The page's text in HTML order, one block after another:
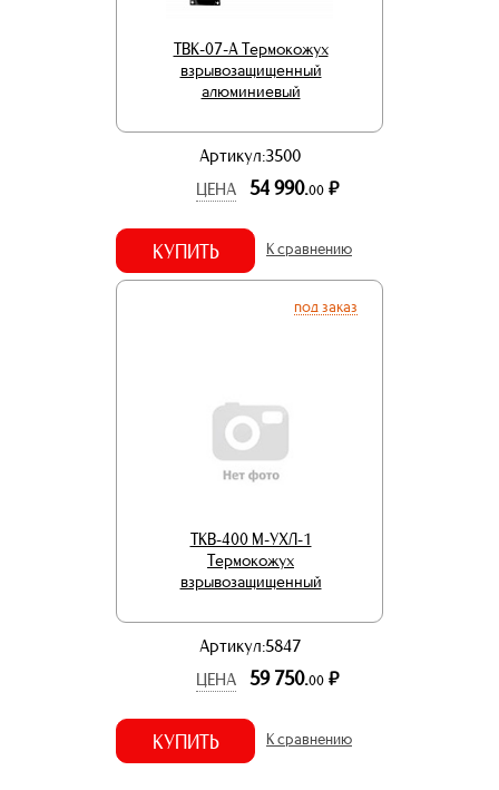
ТВК-07-А Термокожух
взрывозащищенный
алюминиевый
Артикул:3500
ЦЕНА
54 990.00 р.
КУПИТЬ К сравнению
под заказ
ТКВ-400 М-УХЛ-1
Термокожух
взрывозащищенный
Артикул:5847
ЦЕНА
59 750.00 р.
КУПИТЬ К сравнению